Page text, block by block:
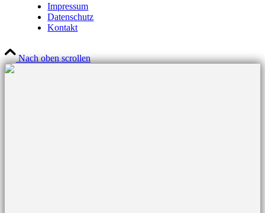
Impressum
Datenschutz
Kontakt
Nach oben scrollen